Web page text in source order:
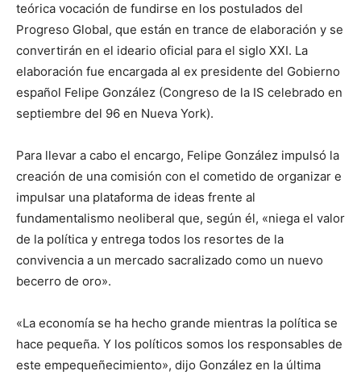
teórica vocación de fundirse en los postulados del
Progreso Global, que están en trance de elaboración y se
convertirán en el ideario oficial para el siglo XXI. La
elaboración fue encargada al ex presidente del Gobierno
español Felipe González (Congreso de la IS celebrado en
septiembre del 96 en Nueva York).
Para llevar a cabo el encargo, Felipe González impulsó la
creación de una comisión con el cometido de organizar e
impulsar una plataforma de ideas frente al
fundamentalismo neoliberal que, según él, «niega el valor
de la política y entrega todos los resortes de la
convivencia a un mercado sacralizado como un nuevo
becerro de oro».
«La economía se ha hecho grande mientras la política se
hace pequeña. Y los políticos somos los responsables de
este empequeñecimiento», dijo González en la última